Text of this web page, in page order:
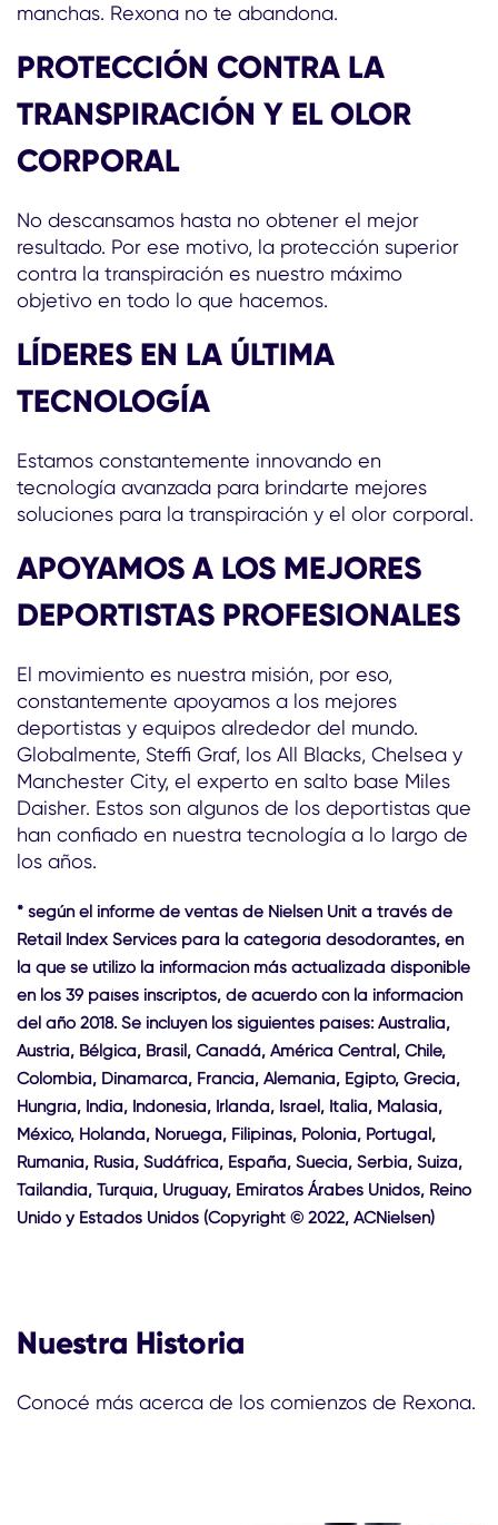
manchas. Rexona no te abandona.
PROTECCIÓN CONTRA LA
TRANSPIRACIÓN Y EL OLOR
CORPORAL
No descansamos hasta no obtener el mejor
resultado. Por ese motivo, la protección superior
contra la transpiración es nuestro máximo
objetivo en todo lo que hacemos.
LÍDERES EN LA ÚLTIMA
TECNOLOGÍA
Estamos constantemente innovando en
tecnología avanzada para brindarte mejores
soluciones para la transpiración y el olor corporal.
APOYAMOS A LOS MEJORES
DEPORTISTAS PROFESIONALES
El movimiento es nuestra misión, por eso,
constantemente apoyamos a los mejores
deportistas y equipos alrededor del mundo.
Globalmente, Steffi Graf, los All Blacks, Chelsea y
Manchester City, el experto en salto base Miles
Daisher. Estos son algunos de los deportistas que
han confiado en nuestra tecnología a lo largo de
los años.
* según el informe de ventas de Nielsen Unit a través de
Retail Index Services para la categoría desodorantes, en
la que se utilizó la información más actualizada disponible
en los 39 países inscriptos, de acuerdo con la información
del año 2018. Se incluyen los siguientes países: Australia,
Austria, Bélgica, Brasil, Canadá, América Central, Chile,
Colombia, Dinamarca, Francia, Alemania, Egipto, Grecia,
Hungría, India, Indonesia, Irlanda, Israel, Italia, Malasia,
México, Holanda, Noruega, Filipinas, Polonia, Portugal,
Rumania, Rusia, Sudáfrica, España, Suecia, Serbia, Suiza,
Tailandia, Turquía, Uruguay, Emiratos Árabes Unidos, Reino
Unido y Estados Unidos (Copyright © 2022, ACNielsen)
Nuestra Historia
Conocé más acerca de los comienzos de Rexona.